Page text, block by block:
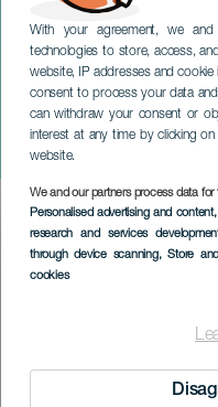
With your agreement, we
technologies to store, access,
website, IP addresses and
consent to process your data
can withdraw your consent or
interest at any time by clicking
website.
We and our partners process data for
Personalised advertising and
research and services
through device scanning, Store
cookies
CreAcción
TENERIFE
Imagen
Listado